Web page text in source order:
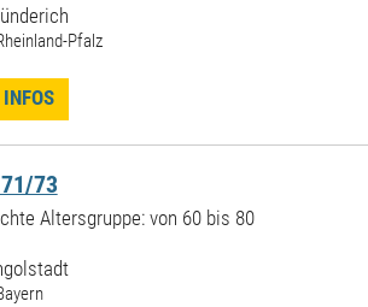
Pfalz
73
Altersgruppe: von 60 bis 80